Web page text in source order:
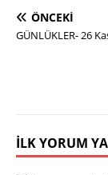
ÖNCEKI
GÜNLÜKLER- 26
İLK YORUM